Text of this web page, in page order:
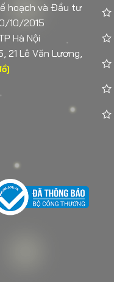
hoạch và Đầu tư
10/2015
Hà Nội
21 Lê Văn Lương,